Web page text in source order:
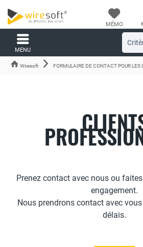
MÉMO
MENU
Wiresoft FORMULAIRE DE CONTACT POUR LES
Prenez contact avec nous ou
engagement.
Nous prendrons contact avec
délais.